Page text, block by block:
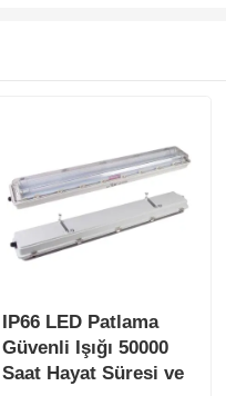
IP66 LED Patlama
Güvenli Işığı 50000
Saat Hayat Süresi ve